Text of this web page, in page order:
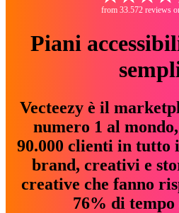
from 33.572 reviews
Piani
Vecteezy è il
numero 1 al
90.000 clienti in tutto
brand, creativi e
creative che fanno
76% di tempo